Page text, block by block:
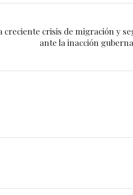
creciente crisis de migración y
ante la inacción